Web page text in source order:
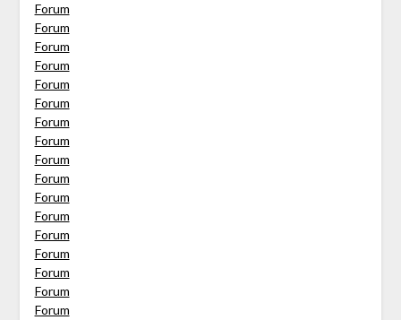
Forum
Forum
Forum
Forum
Forum
Forum
Forum
Forum
Forum
Forum
Forum
Forum
Forum
Forum
Forum
Forum
Forum